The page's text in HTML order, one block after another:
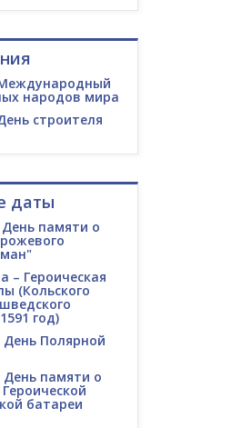
Международный
народов мира
строителя
даты
День памяти о
– Героическая
(Кольского
год)
День Полярной
День памяти о
батареи